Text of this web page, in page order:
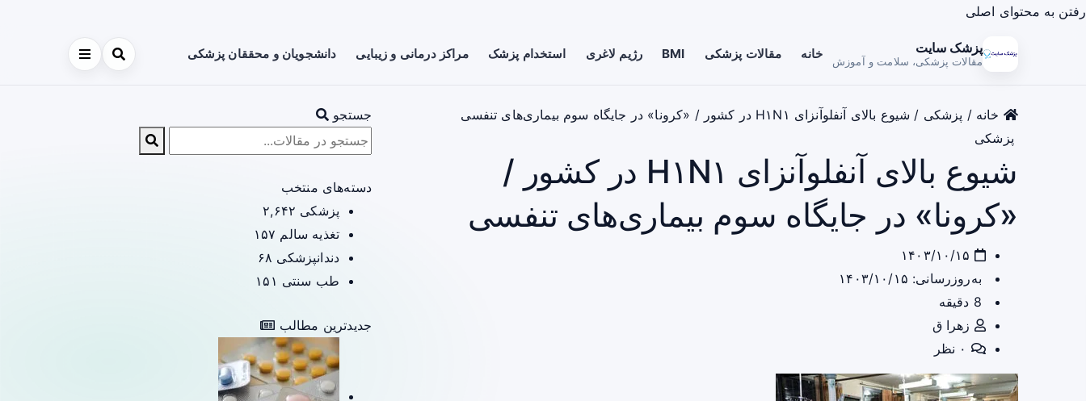
رفتن به محتوای اصلی
پزشک سایت
مقالات پزشکی، سلامت و آموزش خانه مقالات پزشکی BMI رژیم لاغری استخدام پزشک مراکز درمانی و زیبایی دانشجویان و محققان پزشکی
خانه / پزشکی / شیوع بالای آنفلوآنزای H۱N۱ در کشور / «کرونا» در جایگاه سوم بیماری‌های تنفسی
پزشکی
شیوع بالای آنفلوآنزای H۱N۱ در کشور /
«کرونا» در جایگاه سوم بیماری‌های تنفسی
به‌روزرسانی: ۱۴۰۳/۱۰/۱۵
زهرا ق
جستجو
دسته‌های منتخب
پزشکی ۲,۶۴۲
تغذیه سالم ۱۵۷
دندانپزشکی ۶۸
طب سنتی ۱۵۱
جدیدترین مطالب